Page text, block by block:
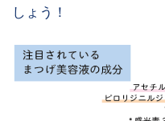
しょう！